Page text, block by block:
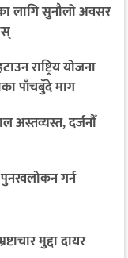
लागि सुनौलो अवसर
राष्ट्रिय योजना
पाँचबुँदे माग
अस्तव्यस्त, दर्जनौँ
गर्न
मुद्दा दायर